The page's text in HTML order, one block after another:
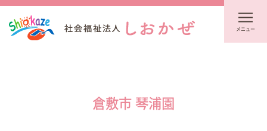
メニュー
倉敷市 琴浦園